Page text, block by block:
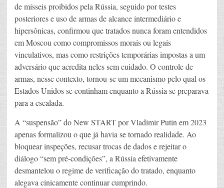
de mísseis proibidos pela Rússia, seguido por testes
posteriores e uso de armas de alcance intermediário e
hipersônicas, confirmou que tratados nunca foram entendidos
em Moscou como compromissos morais ou legais
vinculativos, mas como restrições temporárias impostas a um
adversário que acredita neles sem cuidado. O controle de
armas, nesse contexto, tornou-se um mecanismo pelo qual os
Estados Unidos se continham enquanto a Rússia se preparava
para a escalada.
A “suspensão” do New START por Vladimir Putin em 2023
apenas formalizou o que já havia se tornado realidade. Ao
bloquear inspeções, recusar trocas de dados e rejeitar o
diálogo “sem pré-condições”, a Rússia efetivamente
desmantelou o regime de verificação do tratado, enquanto
alegava cinicamente continuar cumprindo.